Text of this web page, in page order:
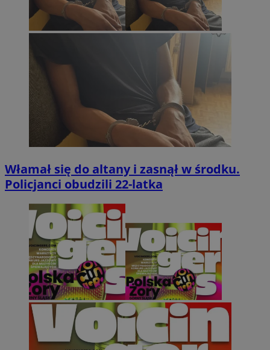
Włamał się do altany i zasnął w środku.
Policjanci obudzili 22-latka